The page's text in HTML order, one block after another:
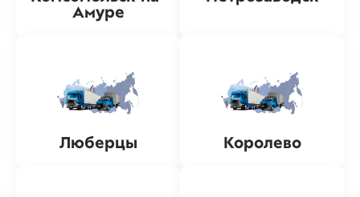
Амуре
Люберцы Королево